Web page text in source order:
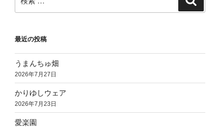
索:
最近の投稿
うまんちゅ畑
2026年7月27日
かりゆしウェア
2026年7月23日
愛楽園